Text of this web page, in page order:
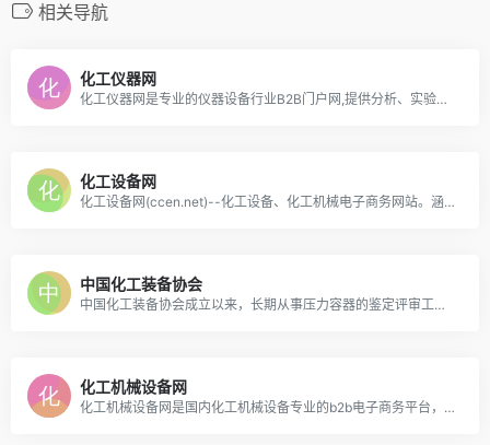
相关导航
化工仪器网
化工仪器网是专业的仪器设备行业B2B门户网,提供分析、实验室、环境监测等仪器产品设备,及时更新展览展会新闻会议,厂商列表供求,求购商机等信息。
化工设备网
化工设备网(ccen.net)--化工设备、化工机械电子商务网站。涵盖化工设备、化工机械及工程；制药设备、制药机械及工程；环保设备、环保机械及工程。为广大行业机械设备类企业服务。
中国化工装备协会
中国化工装备协会成立以来，长期从事压力容器的鉴定评审工作；相关国家标准、行业标准制修订等质量管理工作；法规、标准宣贯发行工作；制定行业规划、产品鉴定、项目及技术论证、人员培训工作；国内外技术交流工作。
化工机械设备网
化工机械设备网是国内化工机械设备专业的b2b电子商务平台，汇集了国内化工机械设备专业行业资讯、技术文献、行业展会和在线商机信息，致力于为化工机械制造企业进行精准的网络宣传和推广！